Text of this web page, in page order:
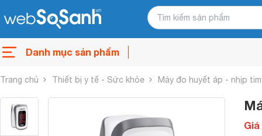
Danh mục sản phẩm
Trang chủ Thiết bị y tế - Sức khỏe Máy đo huyết áp - nhịp tim